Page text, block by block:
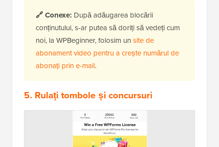
🔗Conexe: După adăugarea blocării
conținutului, s-ar putea să doriți să vedeți cum
noi, la WPBeginner, folosim un site de
abonament video pentru a crește numărul de
abonați prin e-mail.
5. Rulați tombole și concursuri